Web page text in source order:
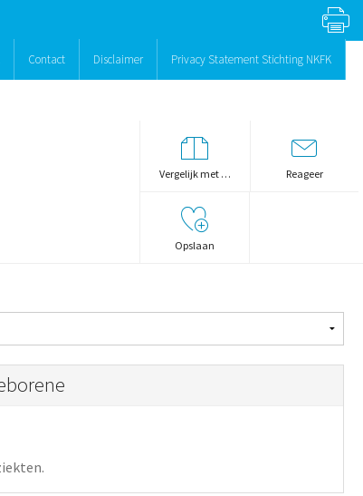
Contact Disclaimer Privacy Statement Stichting NKFK
Vergelijk met … Reageer
Opslaan